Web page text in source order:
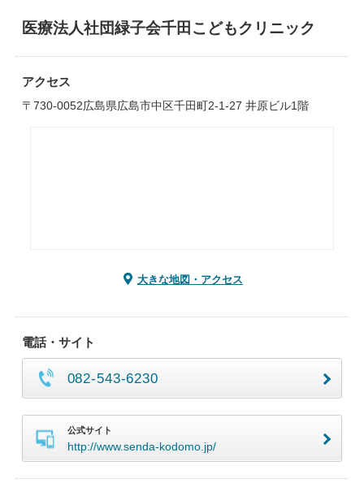
医療法人社団緑子会千田こどもクリニック
アクセス
〒730-0052広島県広島市中区千田町2-1-27 井原ビル1階
大きな地図・アクセス
電話・サイト
082-543-6230
公式サイト
http://www.senda-kodomo.jp/